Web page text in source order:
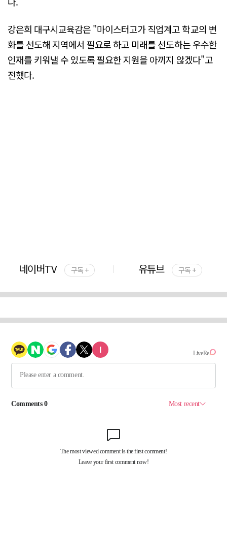
강은희 대구시교육감은 "마이스터고가 직업계고 학교의 변
화를 선도해 지역에서 필요로 하고 미래를 선도하는 우수한
인재를 키워낼 수 있도록 필요한 지원을 아끼지 않겠다"고
전했다.
네이버TV 구독 + 유튜브 구독 +